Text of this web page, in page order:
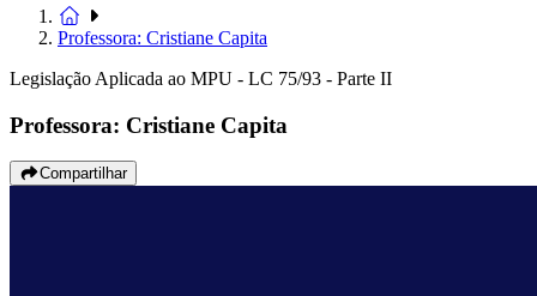
Professora: Cristiane Capita
Legislação Aplicada ao MPU - LC 75/93 - Parte II
Professora: Cristiane Capita
Compartilhar